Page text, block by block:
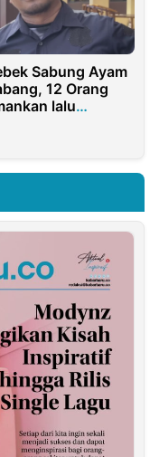
Sabung Ayam
12 Orang
lalu